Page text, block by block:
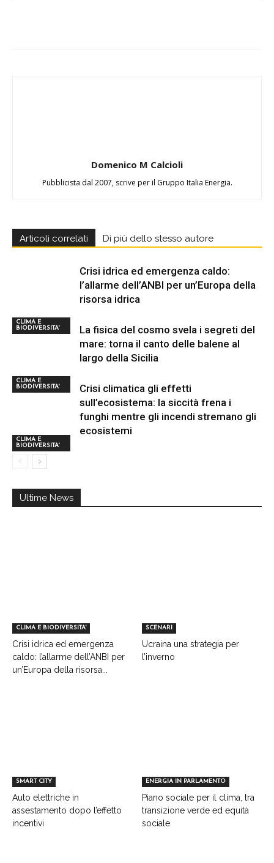
Domenico M Calcioli
Pubblicista dal 2007, scrive per il Gruppo Italia Energia.
Articoli correlati Di più dello stesso autore
CLIMA E
BIODIVERSITA'
Crisi idrica ed emergenza caldo:
l’allarme dell’ANBI per un’Europa della
risorsa idrica
CLIMA E
BIODIVERSITA'
La fisica del cosmo svela i segreti del
mare: torna il canto delle balene al
largo della Sicilia
CLIMA E
BIODIVERSITA'
Crisi climatica gli effetti
sull’ecosistema: la siccità frena i
funghi mentre gli incendi stremano gli
ecosistemi
Ultime News
CLIMA E BIODIVERSITA'
Crisi idrica ed emergenza
caldo: l’allarme dell’ANBI per
un’Europa della risorsa...
SCENARI
Ucraina una strategia per
l’inverno
SMART CITY
Auto elettriche in
assestamento dopo l’effetto
incentivi
ENERGIA IN PARLAMENTO
Piano sociale per il clima, tra
transizione verde ed equità
sociale